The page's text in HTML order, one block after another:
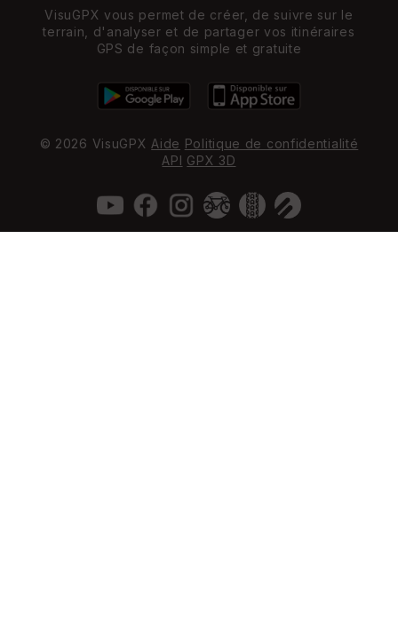
VisuGPX vous permet de créer, de suivre sur le
terrain, d'analyser et de partager vos itinéraires
GPS de façon simple et gratuite
© 2026 VisuGPX Aide Politique de confidentialité
API GPX 3D